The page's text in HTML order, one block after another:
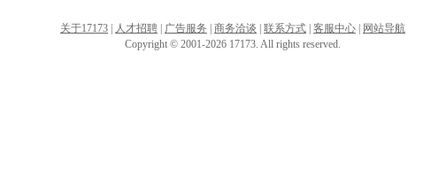
关于17173 人才招聘 广告服务 商务洽谈 联系方式 客服中心
网站导航
Copyright © 2001-2026 17173. All rights reserved.